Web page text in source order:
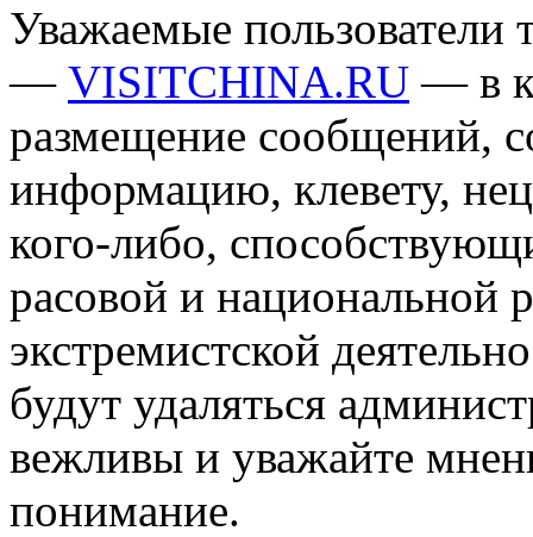
Уважаемые пользователи
— VISITCHINA.RU — в
размещение сообщений,
информацию, клевету,
кого-либо,
расовой и национальной
экстремистской
будут удаляться
вежливы и уважайте
понимание.